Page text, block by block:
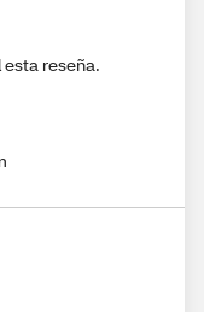
reseña.